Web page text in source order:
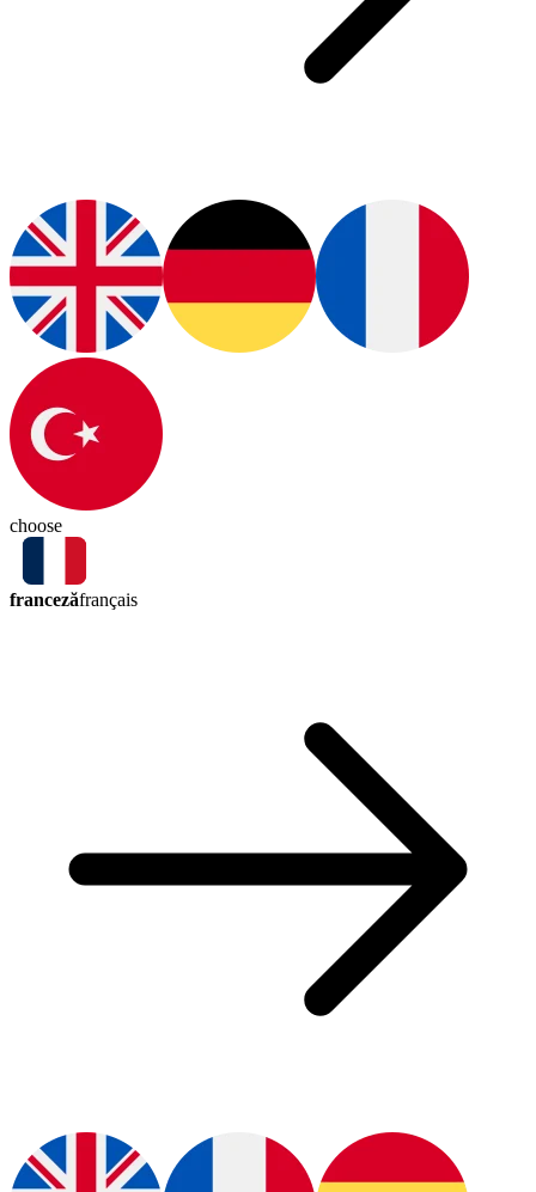
choose
francezăfrançais